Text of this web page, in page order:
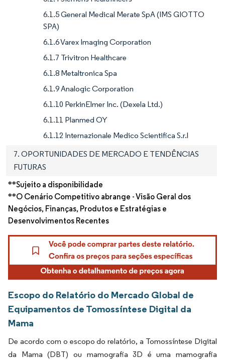
6.1.5 General Medical Merate SpA (IMS GIOTTO
SPA)
6.1.6 Varex Imaging Corporation
6.1.7 Trivitron Healthcare
6.1.8 Metaltronica Spa
6.1.9 Analogic Corporation
6.1.10 PerkinElmer Inc. (Dexela Ltd.)
6.1.11 Planmed OY
6.1.12 Internazionale Medico Scientifica S.r.l
7. OPORTUNIDADES DE MERCADO E TENDÊNCIAS
FUTURAS
**Sujeito a disponibilidade
**O Cenário Competitivo abrange - Visão Geral dos
Negócios, Finanças, Produtos e Estratégias e
Desenvolvimentos Recentes
Escopo do Relatório do Mercado Global de
Equipamentos de Tomossíntese Digital da
Mama
De acordo com o escopo do relatório, a Tomossíntese Digital
da Mama (DBT) ou mamografia 3D é uma mamografia